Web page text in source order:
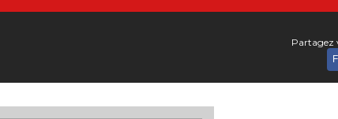
Partagez